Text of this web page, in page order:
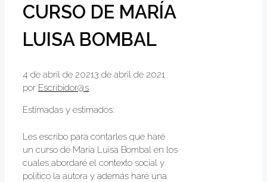
CURSO DE MARÍA
LUISA BOMBAL
4 de abril de 20213 de abril de 2021
por Escribidor@s
Estimadas y estimados:
Les escribo para contarles que haré
un curso de María Luisa Bombal en los
cuales abordaré el contexto social y
político la autora y además haré una